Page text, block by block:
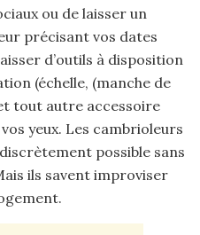
ou de laisser un
précisant vos dates
d’outils à disposition
(échelle, (manche de
tout autre accessoire
yeux. Les cambrioleurs
possible sans
ils savent improviser